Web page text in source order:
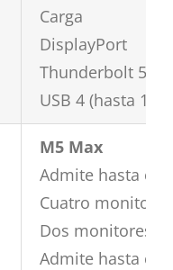
Carga
DisplayPort
Thunderbolt 5
USB 4 (hasta 120
M5 Max
Admite hasta
Cuatro
Dos monitores
Admite hasta